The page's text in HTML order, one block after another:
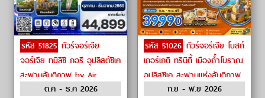
รหัส 51825 ทัวร์จอร์เจีย
จอร์เจีย ทบิลิซี กอรี อุปลิสต์ชิเค
สะพานสันติภาพ by Air
ต.ค - ธ.ค 2026
รหัส 51026 ทัวร์จอร์เจีย โบสถ์
เกอร์เกติ ทรินิตี้ เมืองถ้ำโบราณ
อุปลิสซิเค สะพานแห่งสันติภาพ
by GULF AIRก.ย - พ.ย 2026